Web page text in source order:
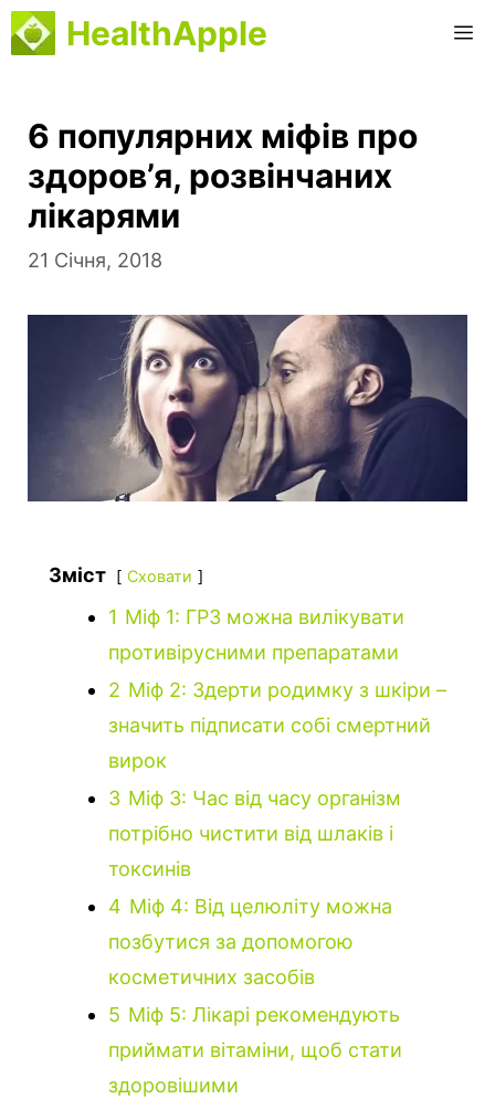
Перейти
до
HealthApple
6 популярних міфів про
здоров’я, розвінчаних
лікарями
21 Січня, 2018
Зміст Сховати
1 Міф 1: ГРЗ можна вилікувати
противірусними препаратами
2 Міф 2: Здерти родимку з шкіри –
значить підписати собі смертний
вирок
3 Міф 3: Час від часу організм
потрібно чистити від шлаків і
токсинів
4 Міф 4: Від целюліту можна
позбутися за допомогою
косметичних засобів
5 Міф 5: Лікарі рекомендують
приймати вітаміни, щоб стати
здоровішими